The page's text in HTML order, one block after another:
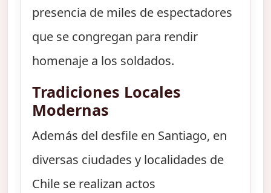
presencia de miles de espectadores
que se congregan para rendir
homenaje a los soldados.
Tradiciones Locales
Modernas
Además del desfile en Santiago, en
diversas ciudades y localidades de
Chile se realizan actos